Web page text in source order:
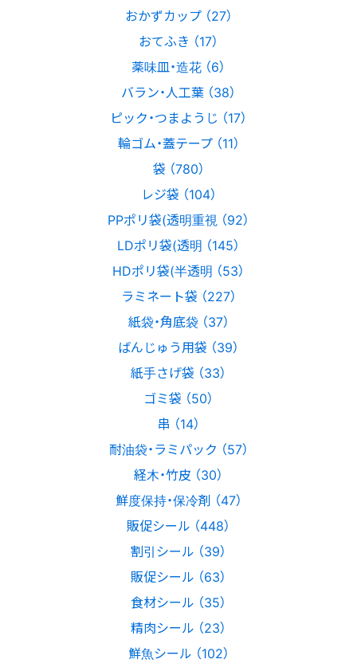
おかずカップ （27）
おてふき （17）
薬味皿・造花 （6）
バラン・人工葉 （38）
ピック・つまようじ （17）
輪ゴム・蓋テープ （11）
袋 （780）
レジ袋 （104）
PPポリ袋(透明重視 （92）
LDポリ袋(透明 （145）
HDポリ袋(半透明 （53）
ラミネート袋 （227）
紙袋・角底袋 （37）
ばんじゅう用袋 （39）
紙手さげ袋 （33）
ゴミ袋 （50）
串 （14）
耐油袋・ラミパック （57）
経木・竹皮 （30）
鮮度保持・保冷剤 （47）
販促シール （448）
割引シール （39）
販促シール （63）
食材シール （35）
精肉シール （23）
鮮魚シール （102）